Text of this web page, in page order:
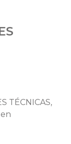
TÉCNICAS,